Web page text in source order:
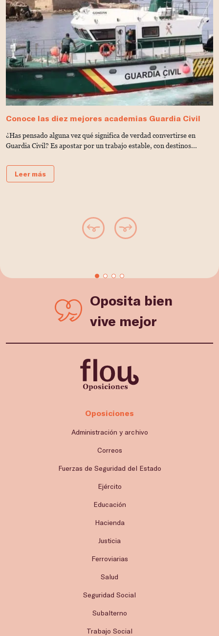
Conoce las diez mejores academias Guardia Civil
¿Has pensado alguna vez qué significa de verdad convertirse en
Guardia Civil? Es apostar por un trabajo estable, con destinos...
Leer más
Oposita bien
vive mejor
Oposiciones
Administración y archivo
Correos
Fuerzas de Seguridad del Estado
Ejército
Educación
Hacienda
Justicia
Ferroviarias
Salud
Seguridad Social
Subalterno
Trabajo Social